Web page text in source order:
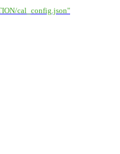
cal_config.json"